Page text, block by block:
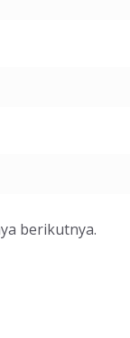
berikutnya.